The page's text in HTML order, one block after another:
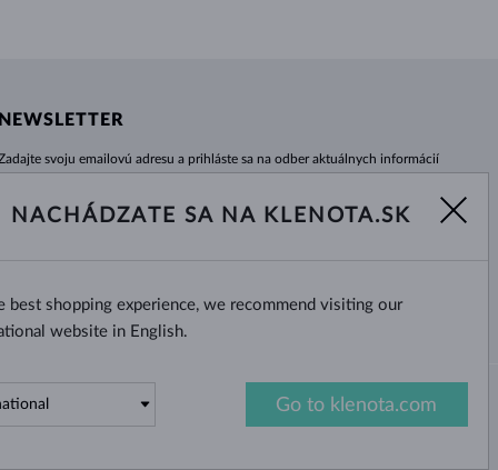
NEWSLETTER
svoju emailovú adresu a prihláste sa na odber aktuálnych informácií
Žiadna novinka, akcia či zľava Vám už neunikne!
Áno, chcem dostávať zaujímavé novinky na e-mail.
NACHÁDZATE SA NA KLENOTA.SK
best shopping experience, we recommend visiting our
website in English.
Go to klenota.com